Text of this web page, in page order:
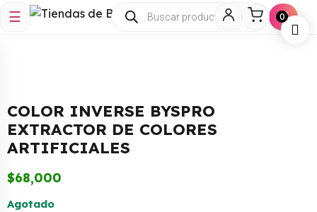
☰ 🛒
COLOR INVERSE BYSPRO
EXTRACTOR DE COLORES
ARTIFICIALES
$68,000
Agotado
0